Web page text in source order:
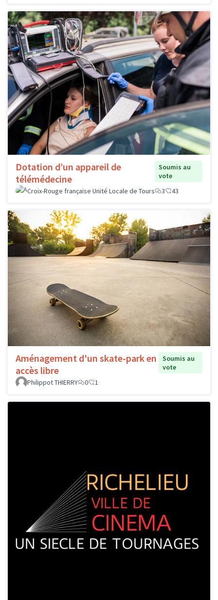
Dotation d’un appareil de
télémédecine
Soumis au
vote
Croix-Rouge française Unité Locale de Tours
3 43
Aménagement d'un skate-park en
accès libre
Soumis au
vote
Philippot THIERRY
0 1